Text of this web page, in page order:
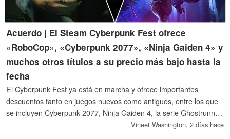
Acuerdo | El Steam Cyberpunk Fest ofrece
«RoboCop», «Cyberpunk 2077», «Ninja Gaiden 4» y
muchos otros títulos a su precio más bajo hasta la
fecha
El Cyberpunk Fest ya está en marcha y ofrece importantes
descuentos tanto en juegos nuevos como antiguos, entre los que
se incluyen Cyberpunk 2077, Ninja Gaiden 4, la serie Ghostrunner,
RoboCop: Rogue City y muchos más. Algunos juegos tienen
Vineet Washington, 2 días hace